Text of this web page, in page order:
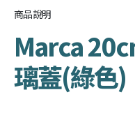
商品說明
Marca
璃蓋(綠色)